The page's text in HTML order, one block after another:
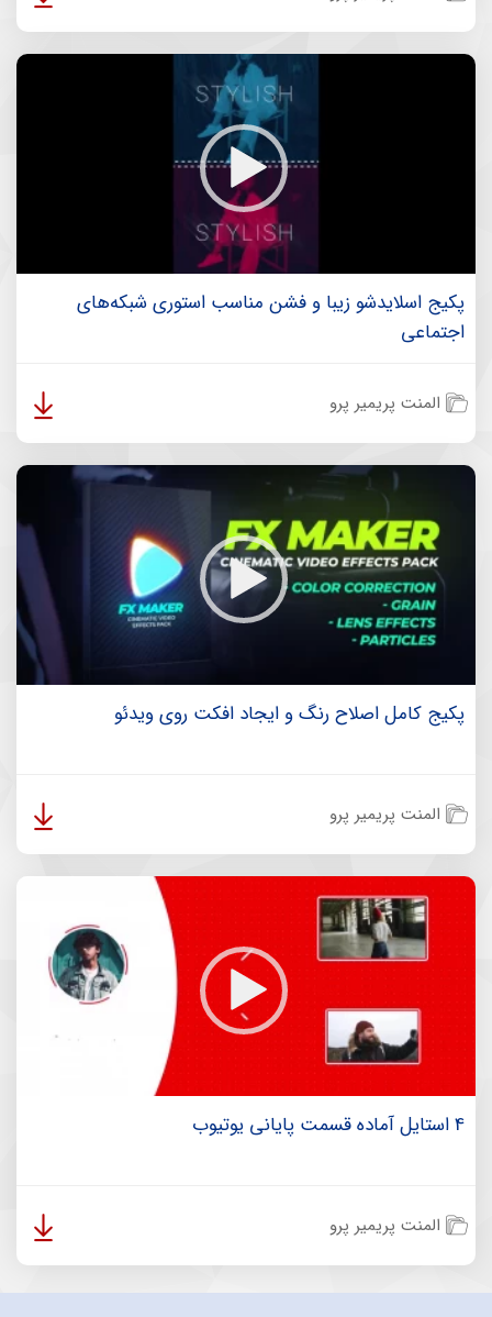
پکیج اسلایدشو زیبا و فشن مناسب استوری شبکه‌های
اجتماعی
المنت پریمیر پرو
پکیج کامل اصلاح رنگ و ایجاد افکت روی ویدئو
المنت پریمیر پرو
4 استایل آماده قسمت پایانی یوتیوب
المنت پریمیر پرو